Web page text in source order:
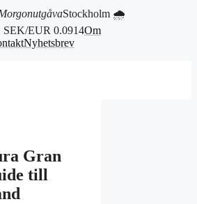
Stockholm 🌧
SEK/EUR 0.0914Om
Nyhetsbrev
Gran
till